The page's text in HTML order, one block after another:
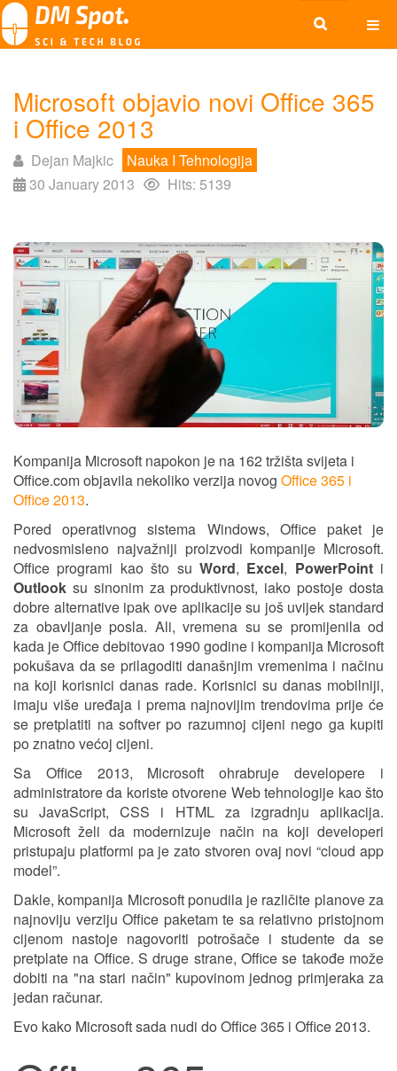
Microsoft objavio novi Office 365
i Office 2013
Dejan Majkic
Nauka I Tehnologija
30 January 2013
Hits: 5139
Kompanija Microsoft napokon je na 162 tržišta svijeta i
Office.com objavila nekoliko verzija novog Office 365 i
Office 2013.
Pored operativnog sistema Windows, Office paket je
nedvosmisleno najvažniji proizvodi kompanije Microsoft.
Office programi kao što su Word, Excel, PowerPointi
Outlook su sinonim za produktivnost, iako postoje dosta
dobre alternative ipak ove aplikacije su još uvijek standard
za obavljanje posla. Ali, vremena su se promijenila od
kada je Office debitovao 1990 godine i kompanija Microsoft
pokušava da se prilagoditi današnjim vremenima i načinu
na koji korisnici danas rade. Korisnici su danas mobilniji,
imaju više uređaja i prema najnovijim trendovima prije će
se pretplatiti na softver po razumnoj cijeni nego ga kupiti
po znatno većoj cijeni.
Sa Office 2013, Microsoft ohrabruje developere i
administratore da koriste otvorene Web tehnologije kao što
su JavaScript, CSS i HTML za izgradnju aplikacija.
Microsoft želi da modernizuje način na koji developeri
pristupaju platformi pa je zato stvoren ovaj novi “cloud app
model”.
Dakle, kompanija Microsoft ponudila je različite planove za
najnoviju verziju Office paketam te sa relativno pristojnom
cijenom nastoje nagovoriti potrošače i studente da se
pretplate na Office. S druge strane, Office se takođe može
dobiti na "na stari način" kupovinom jednog primjeraka za
jedan računar.
Evo kako Microsoft sada nudi do Office 365 i Office 2013.